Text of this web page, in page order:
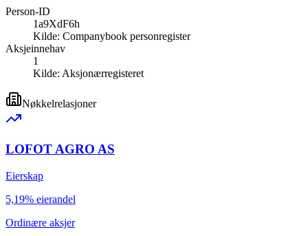
Person-ID
1a9XdF6h
Kilde: Companybook personregister
Aksjeinnehav
1
Kilde: Aksjonærregisteret
Nøkkelrelasjoner
LOFOT AGRO AS
Eierskap
5,19% eierandel
Ordinære aksjer